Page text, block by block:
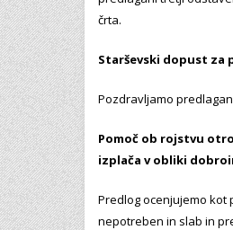
črta.
Starševski dopust za
Pozdravljamo
Pomoč ob rojstvu
izplača v obliki
Predlog ocenjujemo kot
nepotreben in slab in